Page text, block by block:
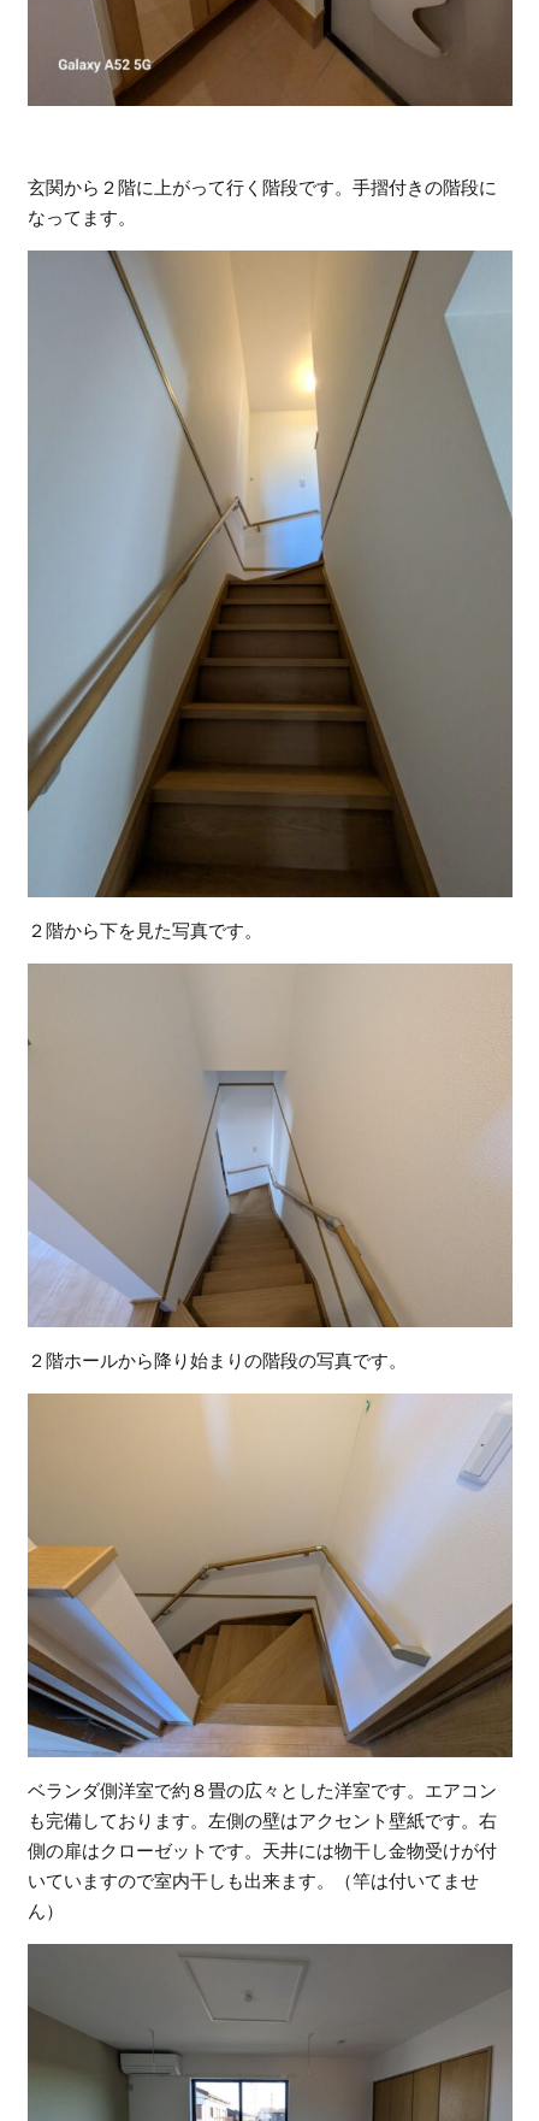
玄関から２階に上がって行く階段です。手摺付きの階段に
なってます。
２階から下を見た写真です。
２階ホールから降り始まりの階段の写真です。
ベランダ側洋室で約８畳の広々とした洋室です。エアコン
も完備しております。左側の壁はアクセント壁紙です。右
側の扉はクローゼットです。天井には物干し金物受けが付
いていますので室内干しも出来ます。（竿は付いてませ
ん）